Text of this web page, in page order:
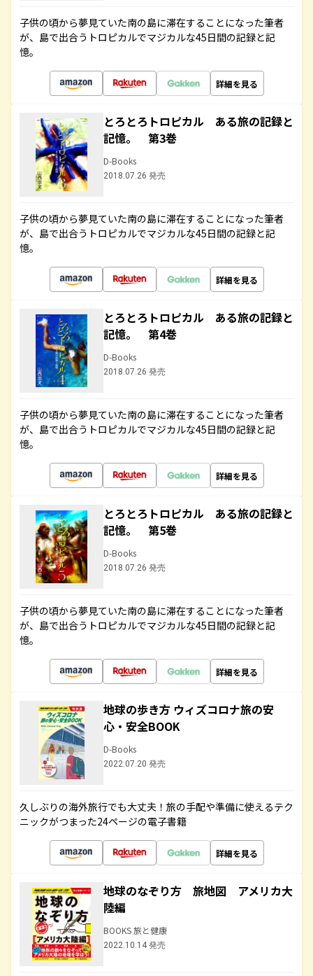
子供の頃から夢見ていた南の島に滞在することになった筆者
が、島で出合うトロピカルでマジカルな45日間の記録と記
憶。
詳細を見る
とろとろトロピカル ある旅の記録と
記憶。 第3巻
D-Books
2018.07.26 発売
子供の頃から夢見ていた南の島に滞在することになった筆者
が、島で出合うトロピカルでマジカルな45日間の記録と記
憶。
詳細を見る
とろとろトロピカル ある旅の記録と
記憶。 第4巻
D-Books
2018.07.26 発売
子供の頃から夢見ていた南の島に滞在することになった筆者
が、島で出合うトロピカルでマジカルな45日間の記録と記
憶。
詳細を見る
とろとろトロピカル ある旅の記録と
記憶。 第5巻
D-Books
2018.07.26 発売
子供の頃から夢見ていた南の島に滞在することになった筆者
が、島で出合うトロピカルでマジカルな45日間の記録と記
憶。
詳細を見る
地球の歩き方 ウィズコロナ旅の安
心・安全BOOK
D-Books
2022.07.20 発売
久しぶりの海外旅行でも大丈夫！旅の手配や準備に使えるテク
ニックがつまった24ページの電子書籍
詳細を見る
地球のなぞり方 旅地図 アメリカ大
陸編
BOOKS 旅と健康
2022.10.14 発売